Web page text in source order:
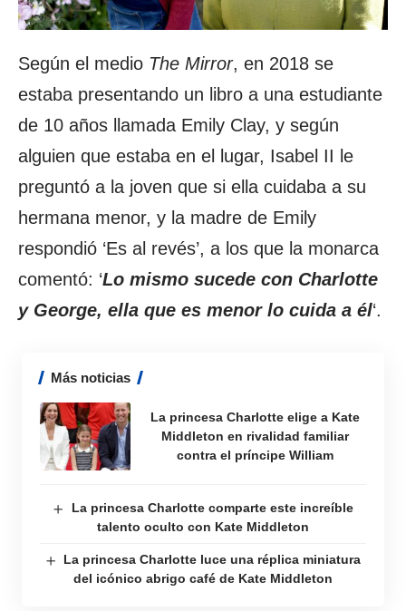
Según el medio The Mirror, en 2018 se
estaba presentando un libro a una estudiante
de 10 años llamada Emily Clay, y según
alguien que estaba en el lugar, Isabel II le
preguntó a la joven que si ella cuidaba a su
hermana menor, y la madre de Emily
respondió ‘Es al revés’, a los que la monarca
comentó: ‘Lo mismo sucede con Charlotte
y George, ella que es menor lo cuida a él‘.
Más noticias
La princesa Charlotte elige a Kate
Middleton en rivalidad familiar
contra el príncipe William
La princesa Charlotte comparte este increíble
talento oculto con Kate Middleton
La princesa Charlotte luce una réplica miniatura
del icónico abrigo café de Kate Middleton